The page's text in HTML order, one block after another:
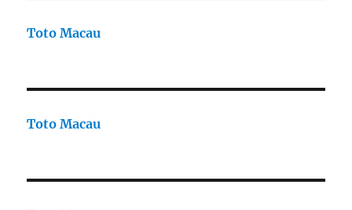
Toto Macau
Toto Macau